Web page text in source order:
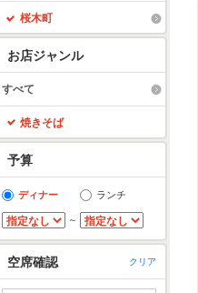
桜木町
お店ジャンル
すべて
焼きそば
予算
ディナー ランチ
～
空席確認 クリア